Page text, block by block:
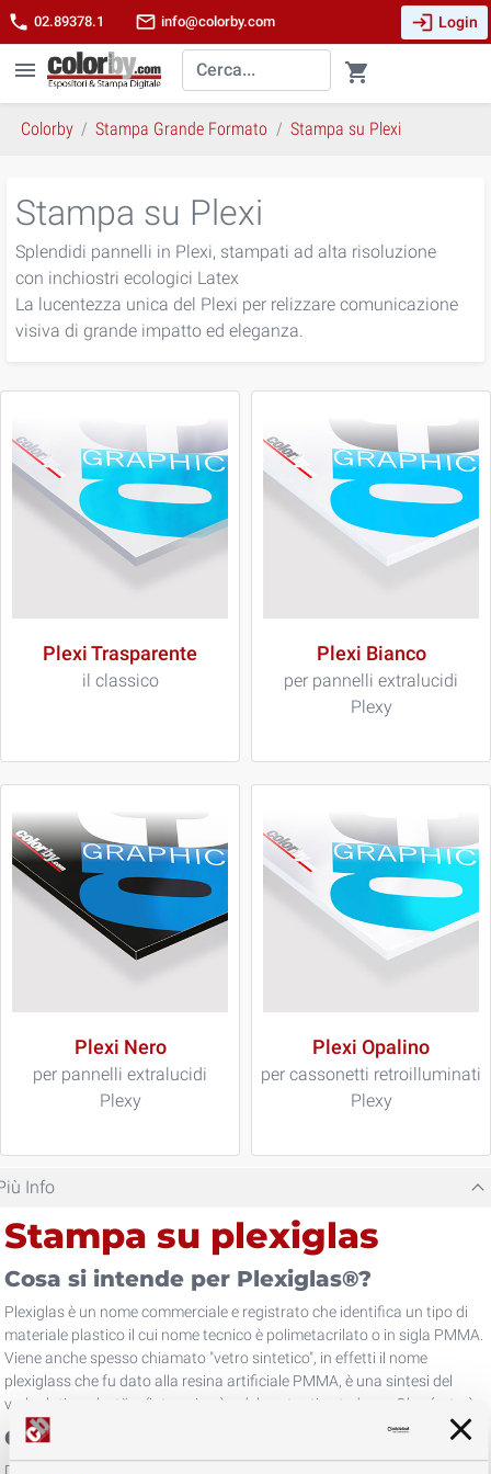
phone 02.89378.1 mail_outline info@colorby.com login Login
menu shopping_cart
Colorby Stampa Grande Formato Stampa su Plexi
Stampa su Plexi
Splendidi pannelli in Plexi, stampati ad alta risoluzione
con inchiostri ecologici Latex
La lucentezza unica del Plexi per relizzare comunicazione
visiva di grande impatto ed eleganza.
Plexi Trasparente
il classico
Plexi Bianco
per pannelli extralucidi
Plexy
Plexi Nero
per pannelli extralucidi
Plexy
Plexi Opalino
per cassonetti retroilluminati
Plexy
Info
Stampa su plexiglas
Cosa si intende per Plexiglas®?
Plexiglas è un nome commerciale e registrato che identifica un tipo di
materiale plastico il cui nome tecnico è polimetacrilato o in sigla PMMA.
Viene anche spesso chiamato "vetro sintetico", in effetti il nome
plexiglass che fu dato alla resina artificiale PMMA, è una sintesi del
verbo latino plectĕre (intrecciare) e del sostantivo tedesco Glas (vetro)
Quali sono le sue caratteristiche ?